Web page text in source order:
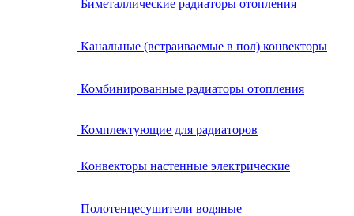
Биметаллические радиаторы отопления
Канальные (встраиваемые в пол) конвекторы
Комбинированные радиаторы отопления
Комплектующие для радиаторов
Конвекторы настенные электрические
Полотенцесушители водяные